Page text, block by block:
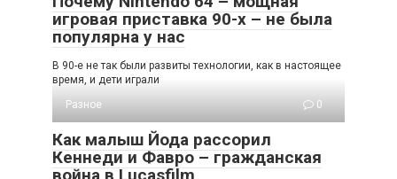
игровая приставка 90-х – не была
популярна у нас
В 90-е не так были развиты технологии, как в настоящее
время, и дети играли
Разное
0
Как малыш Йода рассорил
Кеннеди и Фавро – гражданская